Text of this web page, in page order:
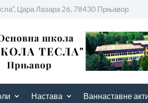
Цара Лазара 26, 78430 Прњавор
Настава Ваннаставне